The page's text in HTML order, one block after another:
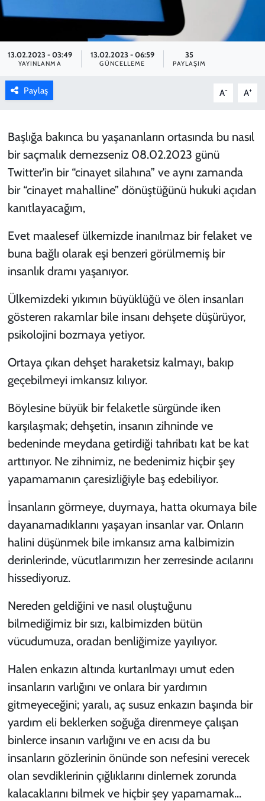
13.02.2023 - 03:49
YAYINLANMA
13.02.2023 - 06:59
GÜNCELLEME
35
PAYLAŞIM
Paylaş A- A+
Başlığa bakınca bu yaşananların ortasında bu nasıl
bir saçmalık demezseniz 08.02.2023 günü
Twitter'in bir “cinayet silahına” ve aynı zamanda
bir “cinayet mahalline” dönüştüğünü hukuki açıdan
kanıtlayacağım,
Evet maalesef ülkemizde inanılmaz bir felaket ve
buna bağlı olarak eşi benzeri görülmemiş bir
insanlık dramı yaşanıyor.
Ülkemizdeki yıkımın büyüklüğü ve ölen insanları
gösteren rakamlar bile insanı dehşete düşürüyor,
psikolojini bozmaya yetiyor.
Ortaya çıkan dehşet haraketsiz kalmayı, bakıp
geçebilmeyi imkansız kılıyor.
Böylesine büyük bir felaketle sürgünde iken
karşılaşmak; dehşetin, insanın zihninde ve
bedeninde meydana getirdiği tahribatı kat be kat
arttırıyor. Ne zihnimiz, ne bedenimiz hiçbir şey
yapamamanın çaresizliğiyle baş edebiliyor.
İnsanların görmeye, duymaya, hatta okumaya bile
dayanamadıklarını yaşayan insanlar var. Onların
halini düşünmek bile imkansız ama kalbimizin
derinlerinde, vücutlarımızın her zerresinde acılarını
hissediyoruz.
Nereden geldiğini ve nasıl oluştuğunu
bilmediğimiz bir sızı, kalbimizden bütün
vücudumuza, oradan benliğimize yayılıyor.
Halen enkazın altında kurtarılmayı umut eden
insanların varlığını ve onlara bir yardımın
gitmeyeceğini; yaralı, aç susuz enkazın başında bir
yardım eli beklerken soğuğa direnmeye çalışan
binlerce insanın varlığını ve en acısı da bu
insanların gözlerinin önünde son nefesini verecek
olan sevdiklerinin çığlıklarını dinlemek zorunda
kalacaklarını bilmek ve hiçbir şey yapamamak...
KADIN
YAZARLAR